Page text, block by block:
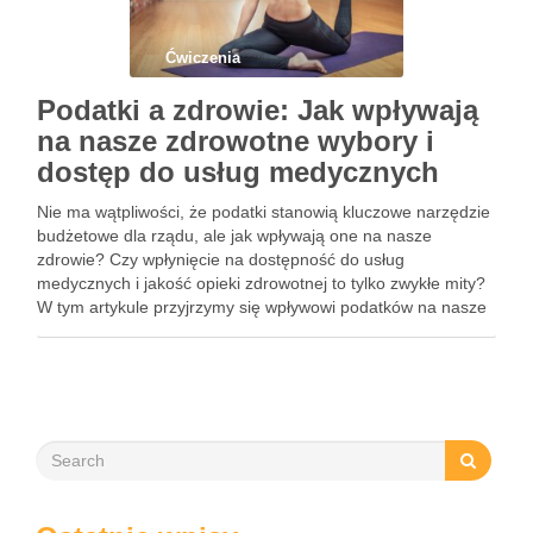
Ćwiczenia
Podatki a zdrowie: Jak wpływają
na nasze zdrowotne wybory i
dostęp do usług medycznych
Nie ma wątpliwości, że podatki stanowią kluczowe narzędzie
budżetowe dla rządu, ale jak wpływają one na nasze
zdrowie? Czy wpłynięcie na dostępność do usług
medycznych i jakość opieki zdrowotnej to tylko zwykłe mity?
W tym artykule przyjrzymy się wpływowi podatków na nasze